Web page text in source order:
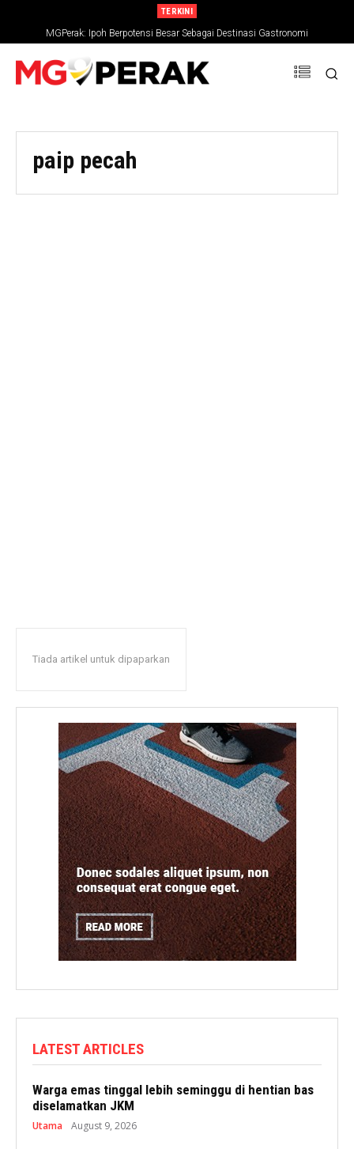
TERKINI
MGPerak: Ipoh Berpotensi Besar Sebagai Destinasi Gastronomi
paip pecah
Tiada artikel untuk dipaparkan
LATEST ARTICLES
Warga emas tinggal lebih seminggu di hentian bas
diselamatkan JKM
Utama August 9, 2026